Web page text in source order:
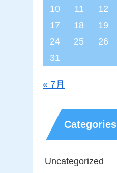
10
11 12
17
18 19
24
25 26
31
« 7月
Categories
Uncategorized